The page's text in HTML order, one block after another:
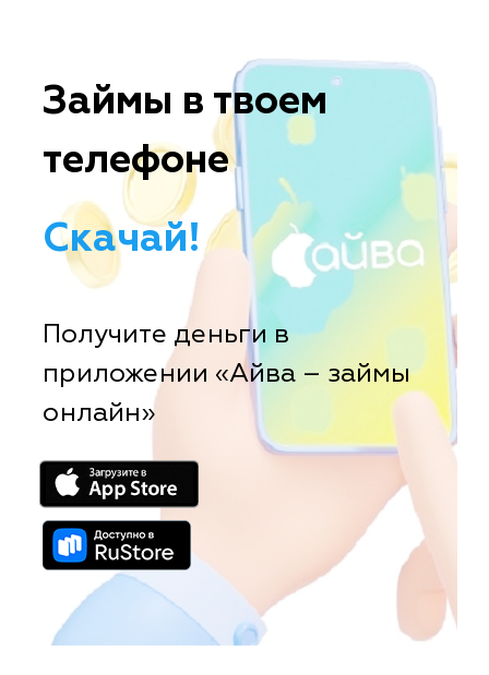
Займы в твоем
телефоне
Скачай!
Получите деньги в
приложении «Айва – займы
онлайн»